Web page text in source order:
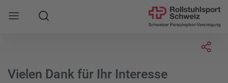
Mobile Navigation öffnen
Suche
Vielen Dank für Ihr Interesse